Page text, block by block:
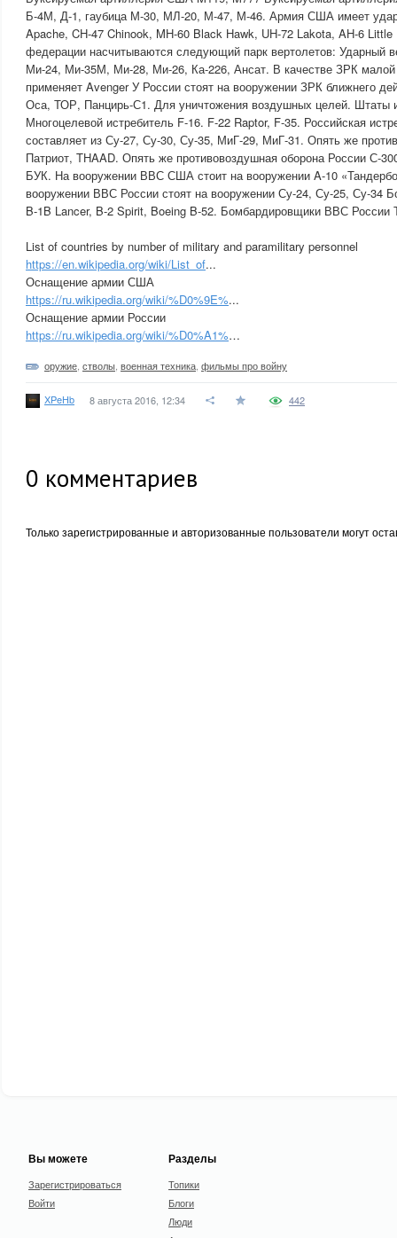
Б-4М, Д-1, гаубица М-30, МЛ-20, М-47, М-46. Армия США имеет
Apache, CH-47 Chinook, MH-60 Black Hawk, UH-72 Lakota, AH-6
федерации насчитываются следующий парк вертолетов: Ударный
Ми-24, Ми-35М, Ми-28, Ми-26, Ка-226, Ансат. В качестве ЗРК
применяет Avenger У России стоят на вооружении ЗРК ближнего
Оса, ТОР, Панцирь-С1. Для уничтожения воздушных целей. Штаты
Многоцелевой истребитель F-16. F-22 Raptor, F-35. Российская
составляет из Су-27, Су-30, Су-35, МиГ-29, МиГ-31. Опять же
Патриот, THAAD. Опять же противовоздушная оборона России С-
БУК. На вооружении ВВС США стоит на вооружении A-10
вооружении ВВС России стоят на вооружении Су-24, Су-25, Су-
B-1B Lancer, B-2 Spirit, Boeing B-52. Бомбардировщики ВВС России
List of countries by number of military and paramilitary personnel
https://en.wikipedia.org/wiki/List_of...
Оснащение армии США
https://ru.wikipedia.org/wiki/%D0%9E%...
Оснащение армии России
https://ru.wikipedia.org/wiki/%D0%A1%…
оружие стволы военная техника фильмы про войну
XPeHb 8 августа 2016, 12:34 442
0 комментариев
Только зарегистрированные и авторизованные пользователи могут
Вы можете
Зарегистрироваться
Войти
Разделы
Топики
Блоги
Люди